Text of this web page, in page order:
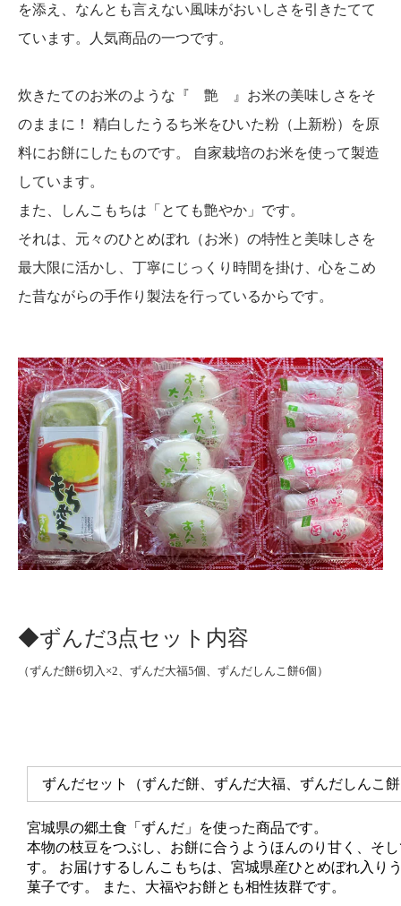
を添え、なんとも言えない風味がおいしさを引きたてて
ています。人気商品の一つです。
炊きたてのお米のような『 艶 』お米の美味しさをそ
のままに！ 精白したうるち米をひいた粉（上新粉）を原
料にお餅にしたものです。 自家栽培のお米を使って製造
しています。
また、しんこもちは「とても艶やか」です。
それは、元々のひとめぼれ（お米）の特性と美味しさを
最大限に活かし、丁寧にじっくり時間を掛け、心をこめ
た昔ながらの手作り製法を行っているからです。
◆ずんだ3点セット内容
（ずんだ餅6切入×2、ずんだ大福5個、ずんだしんこ餅6個）
ずんだセット（ずんだ餅、ずんだ大福、ずんだしんこ
宮城県の郷土食「ずんだ」を使った商品です。
本物の枝豆をつぶし、お餅に合うようほんのり甘く、そ
す。 お届けするしんこもちは、宮城県産ひとめぼれ入り
菓子です。 また、大福やお餅とも相性抜群です。